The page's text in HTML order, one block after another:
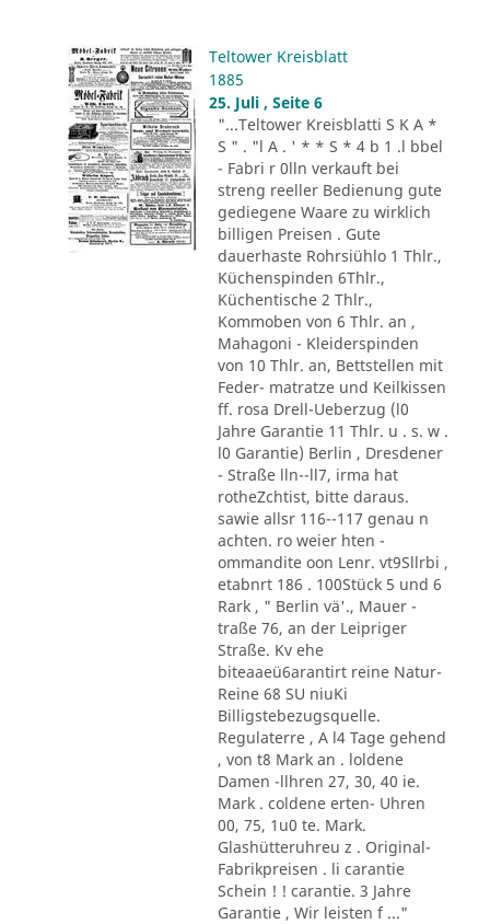
Teltower Kreisblatt
1885
25. Juli , Seite 6
"...Teltower Kreisblatti S K A *
S " . "l A . ' * * S * 4 b 1 .l bbel
- Fabri r 0lln verkauft bei
streng reeller Bedienung gute
gediegene Waare zu wirklich
billigen Preisen . Gute
dauerhaste Rohrsiühlo 1 Thlr.,
Küchenspinden 6Thlr.,
Küchentische 2 Thlr.,
Kommoben von 6 Thlr. an ,
Mahagoni - Kleiderspinden
von 10 Thlr. an, Bettstellen mit
Feder- matratze und Keilkissen
ff. rosa Drell-Ueberzug (l0
Jahre Garantie 11 Thlr. u . s. w .
l0 Garantie) Berlin , Dresdener
- Straße lln--ll7, irma hat
rotheZchtist, bitte daraus.
sawie allsr 116--117 genau n
achten. ro weier hten -
ommandite oon Lenr. vt9Sllrbi ,
etabnrt 186 . 100Stück 5 und 6
Rark , " Berlin vä'., Mauer -
traße 76, an der Leipriger
Straße. Kv ehe
biteaaeü6arantirt reine Natur-
Reine 68 SU niuKi
Billigstebezugsquelle.
Regulaterre , A l4 Tage gehend
, von t8 Mark an . loldene
Damen -llhren 27, 30, 40 ie.
Mark . coldene erten- Uhren
00, 75, 1u0 te. Mark.
Glashütteruhreu z . Original-
Fabrikpreisen . li carantie
Schein ! ! carantie. 3 Jahre
Garantie , Wir leisten f ..."